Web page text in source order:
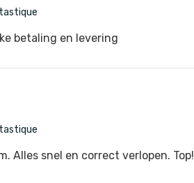
betaling en levering
Alles snel en correct verlopen. Top!